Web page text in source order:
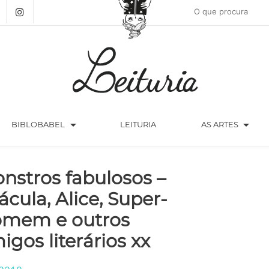
BIBLOBABEL arrow_drop_down LEITURIA AS ARTES arrow_drop_down
fabulosos –
Alice, Super-
e outros
literários xx